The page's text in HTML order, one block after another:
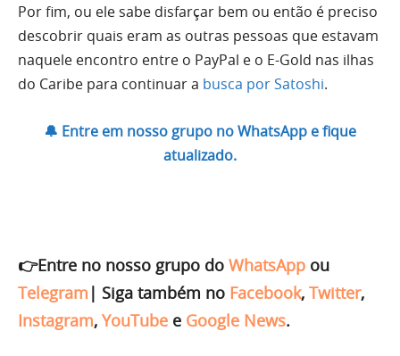
Por fim, ou ele sabe disfarçar bem ou então é preciso
descobrir quais eram as outras pessoas que estavam
naquele encontro entre o PayPal e o E-Gold nas ilhas
do Caribe para continuar a busca por Satoshi.
🔔 Entre em nosso grupo no WhatsApp e fique
atualizado.
👉Entre no nosso grupo do WhatsApp ou
Telegram | Siga também no Facebook, Twitter,
Instagram, YouTube e Google News.